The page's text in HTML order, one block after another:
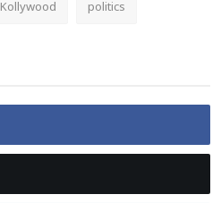
Kollywood politics